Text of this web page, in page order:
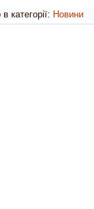
категорії: Новини